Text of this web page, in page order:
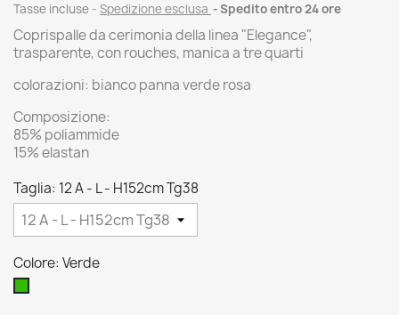
Tasse incluse Spedizione esclusa Spedito entro 24 ore
Coprispalle da cerimonia della linea "Elegance",
trasparente, con rouches, manica a tre quarti
colorazioni: bianco panna verde rosa
Composizione:
85% poliammide
15% elastan
Taglia: 12 A - L - H152cm Tg38
Colore: Verde